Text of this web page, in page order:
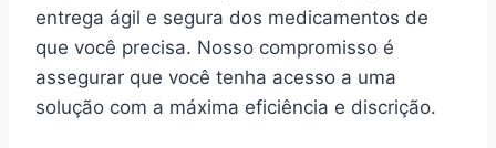
entrega ágil e segura dos medicamentos de
que você precisa. Nosso compromisso é
assegurar que você tenha acesso a uma
solução com a máxima eficiência e discrição.